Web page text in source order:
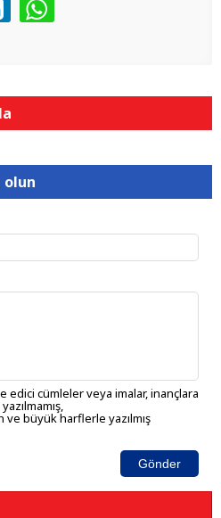
olun
edici cümleler veya imalar, inançlara
ve büyük harflerle yazılmış
Gönder